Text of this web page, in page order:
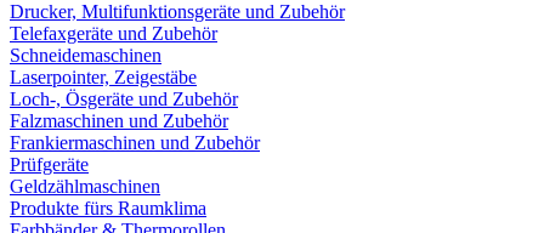
Drucker, Multifunktionsgeräte und Zubehör
Telefaxgeräte und Zubehör
Schneidemaschinen
Laserpointer, Zeigestäbe
Loch-, Ösgeräte und Zubehör
Falzmaschinen und Zubehör
Frankiermaschinen und Zubehör
Prüfgeräte
Geldzählmaschinen
Produkte fürs Raumklima